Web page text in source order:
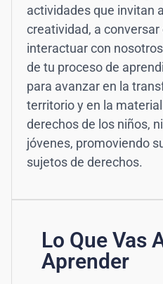
actividades que invitan
creatividad, a conversar
interactuar con
de tu proceso de
para avanzar en la
territorio y en la
derechos de los niños,
jóvenes, promoviendo
sujetos de derechos.
Lo Que Vas
Aprender